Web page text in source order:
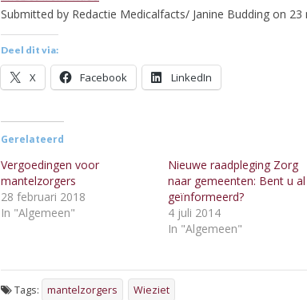
Submitted by Redactie Medicalfacts/ Janine Budding on 23
Deel dit via:
X Facebook LinkedIn
Gerelateerd
Vergoedingen voor
mantelzorgers
28 februari 2018
In "Algemeen"
Nieuwe raadpleging Zorg
naar gemeenten: Bent u al
geïnformeerd?
4 juli 2014
In "Algemeen"
Tags: mantelzorgers Wieziet